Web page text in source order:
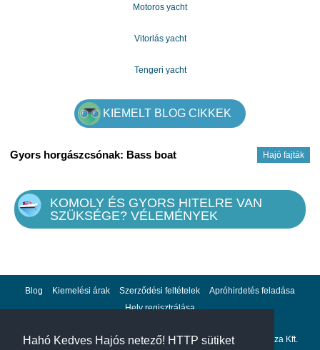
Hahó Kedves Hajós netező! HTTP sütiket
Motoros yacht
Vitorlás yacht
Tengeri yacht
KIEMELT BLOG CIKKEK
Hajó fajták
Gyors horgászcsónak: Bass boat
KOMOLY ÉS GYORS HITELRE VAN
SZÜKSÉGE? VÉLEMÉNYEK
Blog Kiemelési árak Szerződési feltételek
Apróhirdetés feladása
Hely regisztrálása
Adatvédelem Impresszum A hahohajo.hu kiadója a GlobalPlaza Kft.